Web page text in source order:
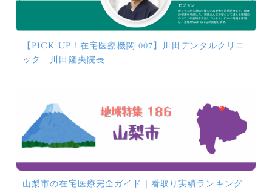
【PICK UP！在宅医療機関 007】川田デンタルクリニ
ック 川田隆央院長
山梨市の在宅医療完全ガイド｜看取り実績ランキング